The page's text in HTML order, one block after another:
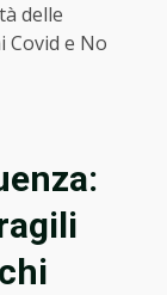
delle
Covid e No